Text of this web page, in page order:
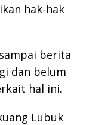
hak-hak
berita
dan belum
hal ini.
Lubuk